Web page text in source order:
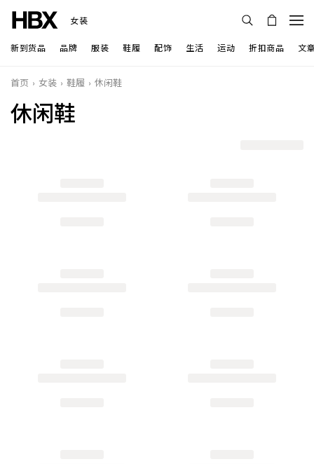
女装
新到货品 品牌 服装 鞋履 配饰 生活 运动 折扣商品 文
首页 女装 鞋履 休闲鞋
休闲鞋